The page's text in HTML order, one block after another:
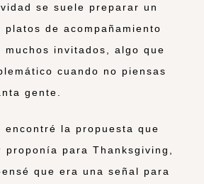
se suele preparar un
platos de acompañamiento
muchos invitados, algo que
cuando no piensas
gente.
encontré la propuesta que
proponía para Thanksgiving,
que era una señal para